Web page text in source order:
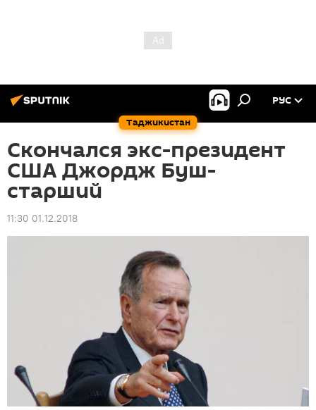
Таджикистан
РУС
Скончался экс-президент
США Джордж Буш-
старший
11:30 01.12.2018